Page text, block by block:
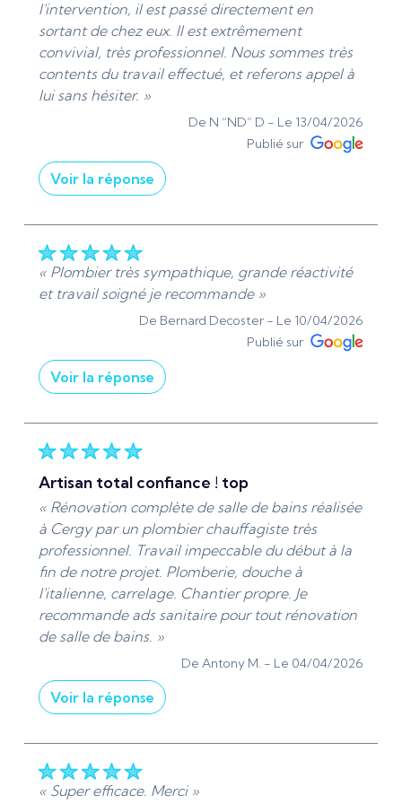
pour tout besoin en débouchage de canalisation,
dépannage plomberie ou urgence sanitaire dans
votre secteur ?. J’interviens rapidement pour tous
vos problèmes de WC bouché, évier ou
tuyauterie ? À très bientôt ? Cordialement, Denis
de Ads Sanitaire 95 | Plomberie et chauffage -
De ADS Sanitaire 95 - Le 16/04/2026
l'intervention, il est passé directement en
sortant de chez eux. Il est extrêmement
convivial, très professionnel. Nous sommes très
contents du travail effectué, et referons appel à
lui sans hésiter. »
De N “ND” D - Le 13/04/2026
Publié sur
Voir la réponse
Je suis ravi que l’intervention se soit déroulée
rapidement et que le remplacement de vos
robinets vous donne entière satisfaction. En tant
que plombier chauffagiste à Cergy-Pontoise, je
mets un point d’honneur à être réactif,
professionnel et à offrir un service de qualité,
même lors d’interventions entre deux rendez-
vous. Votre recommandation est très appréciée
et m’encourage à continuer d’intervenir
efficacement pour tous vos besoins en plomberie
et chauffage à Cergy, Pontoise et leurs alentours.
Au plaisir de vous accompagner de nouveau
pour vos futurs travaux de rénovations ou
dépannages ?? »
De ADS Sanitaire 95 - Le 13/04/2026
« Plombier très sympathique, grande réactivité
et travail soigné je recommande »
De Bernard Decoster - Le 10/04/2026
Publié sur
Voir la réponse
suis ravi que mon intervention ait été à la
hauteur de vos attentes. Je reste à votre
urgence sur Cergy-Pontoise, avec la même
réactivité et le même souci du travail soigné. Au
plaisir de vous accompagner à nouveau en cas
de besoin. :-) »
De ADS Sanitaire 95 - Le 10/04/2026
artisan total confiance ! top
« Rénovation complète de salle de bains réalisée
à Cergy par un plombier chauffagiste très
professionnel. Travail impeccable du début à la
fin de notre projet. Plomberie, douche à
l'italienne, carrelage. Chantier propre. Je
recommande ads sanitaire pour tout rénovation
de salle de bains. »
De Antony M. - Le 04/04/2026
Voir la réponse
afin de mener à bien votre projet. »
De ADS Sanitaire 95 - Le 04/04/2026
« Super efficace. Merci »